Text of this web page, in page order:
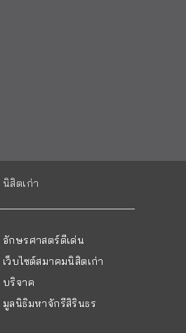
นิสิตเก่า
อักษรศาสตร์ดีเด่น
เว็บไซต์สมาคมนิสิตเก่า
บริจาค
มูลนิธิมหาจักรีสิรินธร